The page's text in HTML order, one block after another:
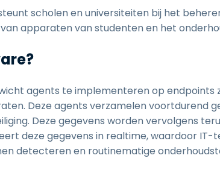
scholen en universiteiten bij het
apparaten van studenten en het
agents te implementeren op endpoints
Deze agents verzamelen voortdurend
Deze gegevens worden vervolgens
deze gegevens in realtime, waardoor
detecteren en routinematige